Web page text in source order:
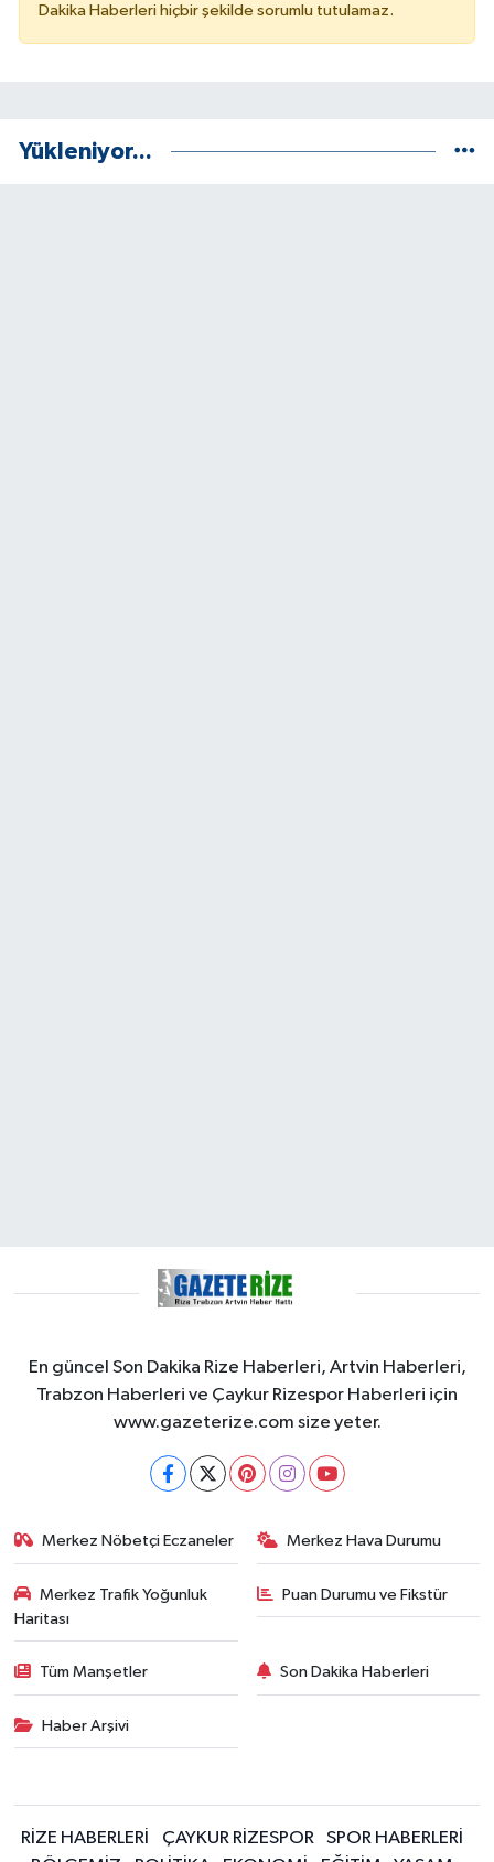
Dakika Haberleri hiçbir şekilde sorumlu tutulamaz.
Yükleniyor...
En güncel Son Dakika Rize Haberleri, Artvin Haberleri,
Trabzon Haberleri ve Çaykur Rizespor Haberleri için
www.gazeterize.com size yeter.
Merkez Nöbetçi Eczaneler Merkez Hava Durumu
Merkez Trafik Yoğunluk
Haritası
Puan Durumu ve Fikstür
Tüm Manşetler Son Dakika Haberleri
Haber Arşivi
RİZE HABERLERİ ÇAYKUR RİZESPOR
SPOR HABERLERİ